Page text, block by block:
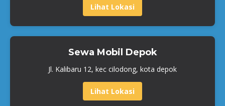
Lihat Lokasi
Sewa Mobil Depok
Jl. Kalibaru 12, kec cilodong, kota depok
Lihat Lokasi